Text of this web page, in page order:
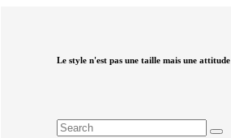
Le style n'est pas une taille mais une attitude